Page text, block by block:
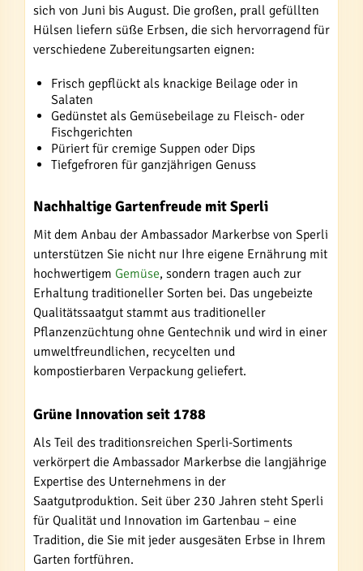
sich von Juni bis August. Die großen, prall gefüllten
Hülsen liefern süße Erbsen, die sich hervorragend für
verschiedene Zubereitungsarten eignen:
Frisch gepflückt als knackige Beilage oder in
Salaten
Gedünstet als Gemüsebeilage zu Fleisch- oder
Fischgerichten
Püriert für cremige Suppen oder Dips
Tiefgefroren für ganzjährigen Genuss
Nachhaltige Gartenfreude mit Sperli
Mit dem Anbau der Ambassador Markerbse von Sperli
unterstützen Sie nicht nur Ihre eigene Ernährung mit
hochwertigem Gemüse, sondern tragen auch zur
Erhaltung traditioneller Sorten bei. Das ungebeizte
Qualitätssaatgut stammt aus traditioneller
Pflanzenzüchtung ohne Gentechnik und wird in einer
umweltfreundlichen, recycelten und
kompostierbaren Verpackung geliefert.
Grüne Innovation seit 1788
Als Teil des traditionsreichen Sperli-Sortiments
verkörpert die Ambassador Markerbse die langjährige
Expertise des Unternehmens in der
Saatgutproduktion. Seit über 230 Jahren steht Sperli
für Qualität und Innovation im Gartenbau – eine
Tradition, die Sie mit jeder ausgesäten Erbse in Ihrem
Garten fortführen.